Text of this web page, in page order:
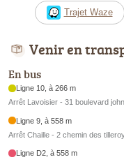
Trajet Waze
Venir en
En bus
Ligne 10, à 266 m
Arrêt Lavoisier - 31 boulevard
Ligne 9, à 558 m
Arrêt Chaille - 2 chemin des
Ligne D2, à 558 m